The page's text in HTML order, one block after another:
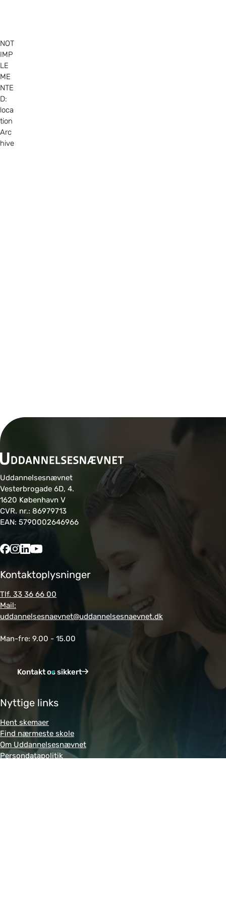
NOT
IMP
LE
ME
NTE
D:
loca
tion
Arc
hive
Uddannelsesnævnet
Vesterbrogade 6D, 4.
1620 København V
CVR. nr.: 86979713
EAN: 5790002646966
Kontaktoplysninger
Tlf. 33 36 66 00
Mail:
uddannelsesnaevnet@uddannelsesnaevnet.dk
Man-fre: 9.00 - 15.00
Kontakt os sikkert
Nyttige links
Hent skemaer
Find nærmeste skole
Om Uddannelsesnævnet
Persondatapolitik